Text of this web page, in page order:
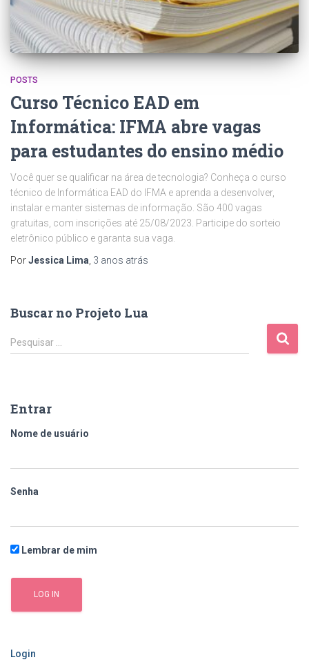
POSTS
Curso Técnico EAD em
Informática: IFMA abre vagas
para estudantes do ensino médio
Você quer se qualificar na área de tecnologia? Conheça o curso
técnico de Informática EAD do IFMA e aprenda a desenvolver,
instalar e manter sistemas de informação. São 400 vagas
gratuitas, com inscrições até 25/08/2023. Participe do sorteio
eletrônico público e garanta sua vaga.
PorJessica Lima 3 anos atrás
Buscar no Projeto Lua
Pesquisar …
Entrar
Nome de usuário
Senha
Lembrar de mim
Login